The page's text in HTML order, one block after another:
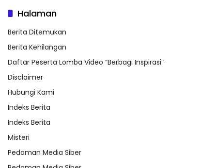
Halaman
Berita Ditemukan
Berita Kehilangan
Daftar Peserta Lomba Video “Berbagi Inspirasi”
Disclaimer
Hubungi Kami
Indeks Berita
Indeks Berita
Misteri
Pedoman Media Siber